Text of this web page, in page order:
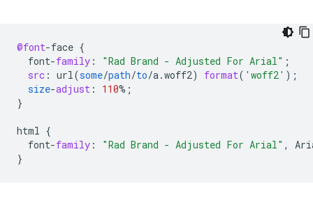
@font-face {
font-family : "Rad Brand - Adjusted For Arial" ;
src : url(some/path/to/a.woff2) format( 'woff2' );
size-adjust : 110% ;
}
html {
font-family : "Rad Brand - Adjusted For Arial" ,
}